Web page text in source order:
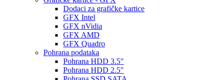
Dodaci za grafičke kartice
GFX Intel
GFX nVidia
GFX AMD
GFX Quadro
Pohrana podataka
Pohrana HDD 3.5"
Pohrana HDD 2.5"